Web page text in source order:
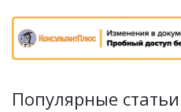
Популярные